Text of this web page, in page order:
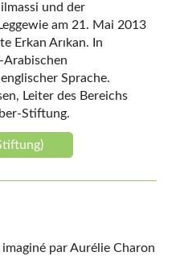
und der
am 21. Mai 2013
Erkan Arıkan. In
Sprache.
Leiter des Bereichs
Stiftung.
par Aurélie Charon